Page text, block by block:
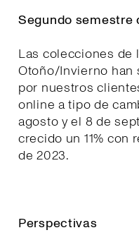
Segundo semestre
Las colecciones de
Otoño/Invierno han
por nuestros
online a tipo de
agosto y el 8 de
crecido un 11% con
de 2023.
Perspectivas